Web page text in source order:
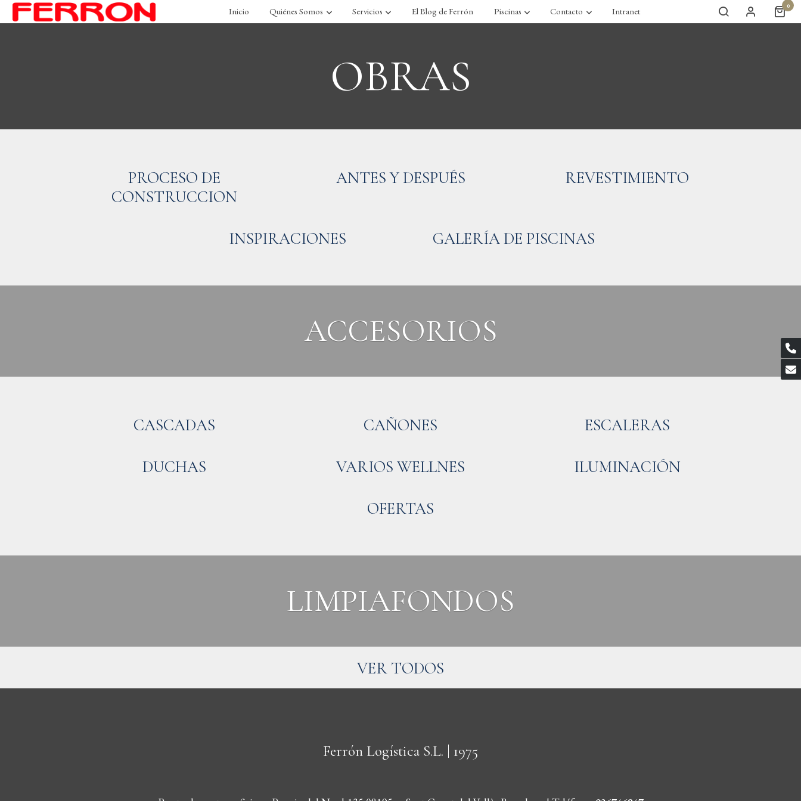
Inicio Quiénes Somos Servicios El Blog de Ferrón Piscinas Contacto Intranet 0
OBRAS
PROCESO DE
CONSTRUCCION
ANTES Y DESPUÉS REVESTIMIENTO
INSPIRACIONES GALERÍA DE PISCINAS
ACCESORIOS
CASCADAS CAÑONES ESCALERAS
DUCHAS VARIOS WELLNES ILUMINACIÓN
OFERTAS
LIMPIAFONDOS
VER TODOS
Ferrón Logística S.L. | 1975